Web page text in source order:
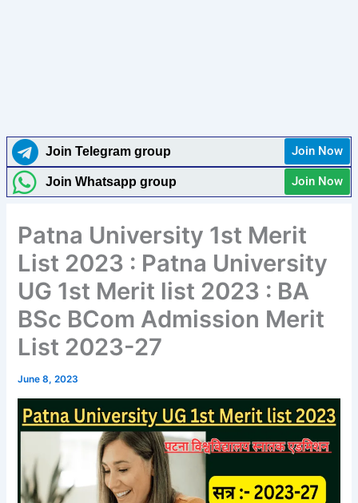
Join Telegram group Join Now
Join Whatsapp group Join Now
Patna University 1st Merit
List 2023 : Patna University
UG 1st Merit list 2023 : BA
BSc BCom Admission Merit
List 2023-27
June 8, 2023